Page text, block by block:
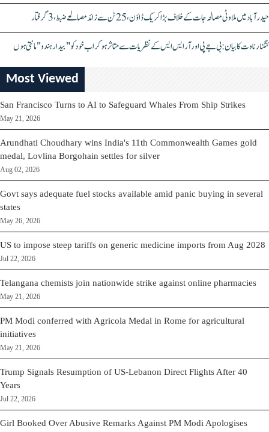
حیدرآباد میں ملاوٹی مصالحہ جات کے خلاف بڑا کریک ڈاؤن، 25 ٹن سے زائد مصالحے ضبط، 3 گرفتار
کنگنا رناوت کا بیان: بی جے پی اور آر ایس ایس کے نظریات سے متاثر ہو کر اب خود کو "بیدار ہندو" مانتی ہوں
Most Viewed
San Francisco Turns to AI to Safeguard Whales From Ship Strikes
May 21, 2026
Arundhati Choudhary wins India's 11th Commonwealth Games gold
medal, Lovlina Borgohain settles for silver
Aug 02, 2026
Govt says adequate fuel stocks available amid panic buying in several
states
May 26, 2026
US to impose steep tariffs on generic medicine imports from Aug 2028
Jul 22, 2026
Telangana chemists join nationwide strike against online pharmacies
May 21, 2026
PM Modi conferred with Agricola Medal in Rome for agricultural
initiatives
May 21, 2026
Trump Signals Resumption of US-Lebanon Direct Flights After 40
Years
Jul 22, 2026
Girl Booked Over Abusive Remarks Against PM Modi Apologises